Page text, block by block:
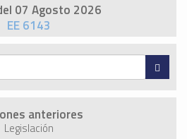
07 Agosto 2026
EE 6143
anteriores
Legislación